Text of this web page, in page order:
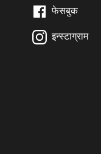
फेसबुक
इन्स्टाग्राम